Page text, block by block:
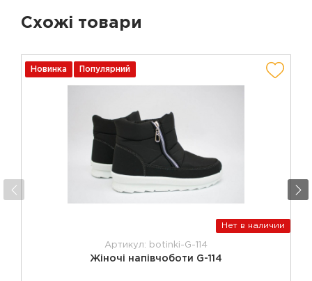
Схожі товари
Новинка Популярний
Нет в наличии
Артикул: botinki-G-114
Жіночі напівчоботи G-114